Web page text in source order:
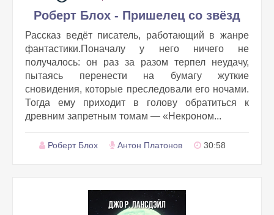
Роберт Блох - Пришелец со звёзд
Рассказ ведёт писатель, работающий в жанре
фантастики.Поначалу у него ничего не
получалось: он раз за разом терпел неудачу,
пытаясь перенести на бумагу жуткие
сновидения, которые преследовали его ночами.
Тогда ему приходит в голову обратиться к
древним запретным томам — «Некроном...
Роберт Блох Антон Платонов 30:58